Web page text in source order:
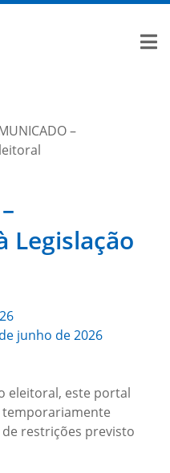
–
Legislação
junho de 2026
eleitoral, este portal
temporariamente
restrições previsto